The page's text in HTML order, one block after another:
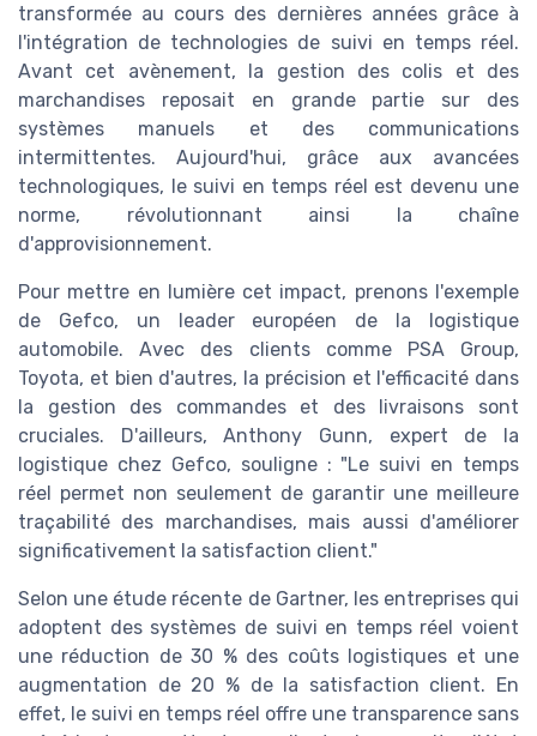
transformée au cours des dernières années grâce à
l'intégration de technologies de suivi en temps réel.
Avant cet avènement, la gestion des colis et des
marchandises reposait en grande partie sur des
systèmes manuels et des communications
intermittentes. Aujourd'hui, grâce aux avancées
technologiques, le suivi en temps réel est devenu une
norme, révolutionnant ainsi la chaîne
d'approvisionnement.
Pour mettre en lumière cet impact, prenons l'exemple
de Gefco, un leader européen de la logistique
automobile. Avec des clients comme PSA Group,
Toyota, et bien d'autres, la précision et l'efficacité dans
la gestion des commandes et des livraisons sont
cruciales. D'ailleurs, Anthony Gunn, expert de la
logistique chez Gefco, souligne : "Le suivi en temps
réel permet non seulement de garantir une meilleure
traçabilité des marchandises, mais aussi d'améliorer
significativement la satisfaction client."
Selon une étude récente de Gartner, les entreprises qui
adoptent des systèmes de suivi en temps réel voient
une réduction de 30 % des coûts logistiques et une
augmentation de 20 % de la satisfaction client. En
effet, le suivi en temps réel offre une transparence sans